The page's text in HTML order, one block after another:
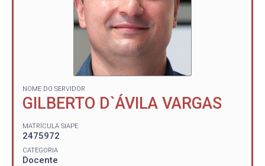
NOME DO SERVIDOR
GILBERTO D`ÁVILA VARGAS
MATRÍCULA SIAPE
2475972
CATEGORIA
Docente